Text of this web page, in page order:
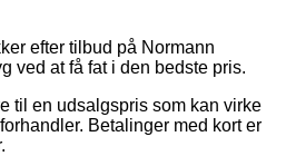
efter tilbud på Normann
ved at få fat i den bedste pris.
til en udsalgspris som kan virke
Betalinger med kort er